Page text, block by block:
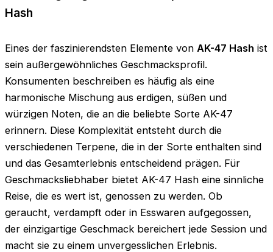
Hash
Eines der faszinierendsten Elemente von AK-47 Hash ist
sein außergewöhnliches Geschmacksprofil.
Konsumenten beschreiben es häufig als eine
harmonische Mischung aus erdigen, süßen und
würzigen Noten, die an die beliebte Sorte AK-47
erinnern. Diese Komplexität entsteht durch die
verschiedenen Terpene, die in der Sorte enthalten sind
und das Gesamterlebnis entscheidend prägen. Für
Geschmacksliebhaber bietet AK-47 Hash eine sinnliche
Reise, die es wert ist, genossen zu werden. Ob
geraucht, verdampft oder in Esswaren aufgegossen,
der einzigartige Geschmack bereichert jede Session und
macht sie zu einem unvergesslichen Erlebnis.